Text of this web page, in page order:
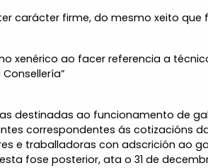
carácter firme, do mesmo xeito que
ao facer referencia a
destinadas ao funcionamento de
correspondentes ás cotizacións da
e traballadoras con adscrición ao
fose posterior, ata o 31 de